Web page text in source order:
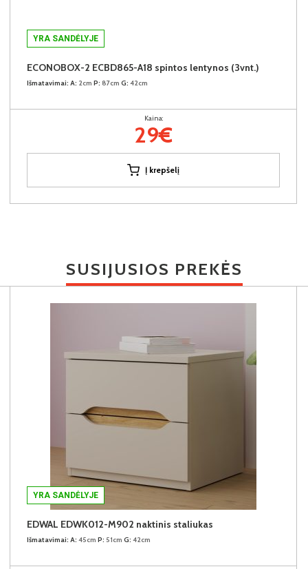
YRA SANDĖLYJE
ECONOBOX-2 ECBD865-A18 spintos lentynos (3vnt.)
Išmatavimai: A: 2cm P: 87cm G: 42cm
Kaina:
29€
Į krepšelį
SUSIJUSIOS PREKĖS
YRA SANDĖLYJE
EDWAL EDWK012-M902 naktinis staliukas
Išmatavimai: A: 45cm P: 51cm G: 42cm